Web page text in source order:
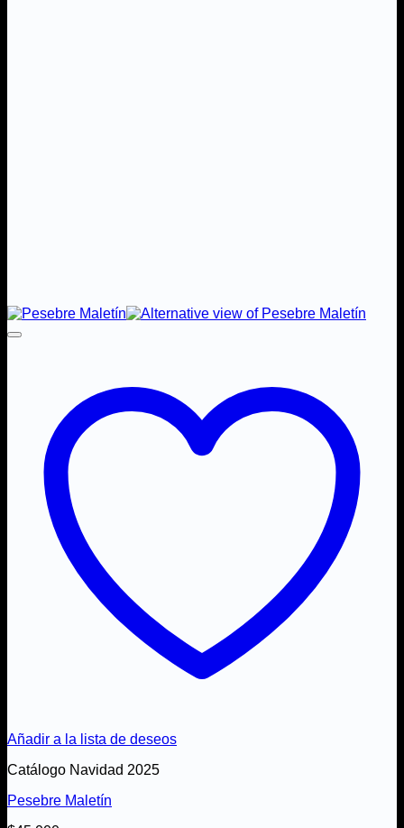
Añadir a la lista de deseos
Catálogo Navidad 2025
Pesebre Maletín